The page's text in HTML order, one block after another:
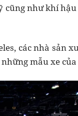
cũng như khí
các nhà sản
mẫu xe